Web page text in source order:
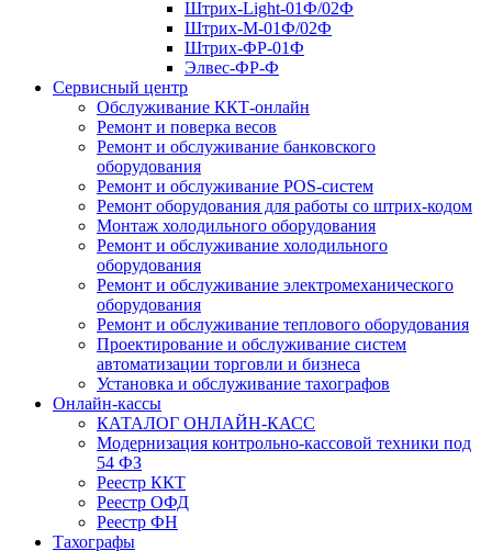
Штрих-Light-01Ф/02Ф
Штрих-М-01Ф/02Ф
Штрих-ФР-01Ф
Элвес-ФР-Ф
Сервисный центр
Обслуживание ККТ-онлайн
Ремонт и поверка весов
Ремонт и обслуживание банковского
оборудования
Ремонт и обслуживание POS-систем
Ремонт оборудования для работы со штрих-кодом
Монтаж холодильного оборудования
Ремонт и обслуживание холодильного
оборудования
Ремонт и обслуживание электромеханического
оборудования
Ремонт и обслуживание теплового оборудования
Проектирование и обслуживание систем
автоматизации торговли и бизнеса
Установка и обслуживание тахографов
Онлайн-кассы
КАТАЛОГ ОНЛАЙН-КАСС
Модернизация контрольно-кассовой техники под
54 ФЗ
Реестр ККТ
Реестр ОФД
Реестр ФН
Тахографы